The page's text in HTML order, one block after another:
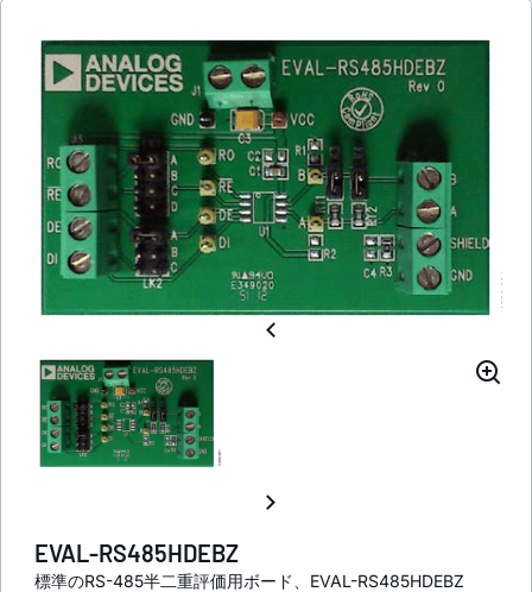
EVAL-RS485HDEBZ
標準のRS-485半二重評価用ボード、EVAL-RS485HDEBZ